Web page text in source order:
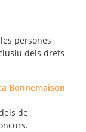
persones
dels drets
Bonnemaison
de